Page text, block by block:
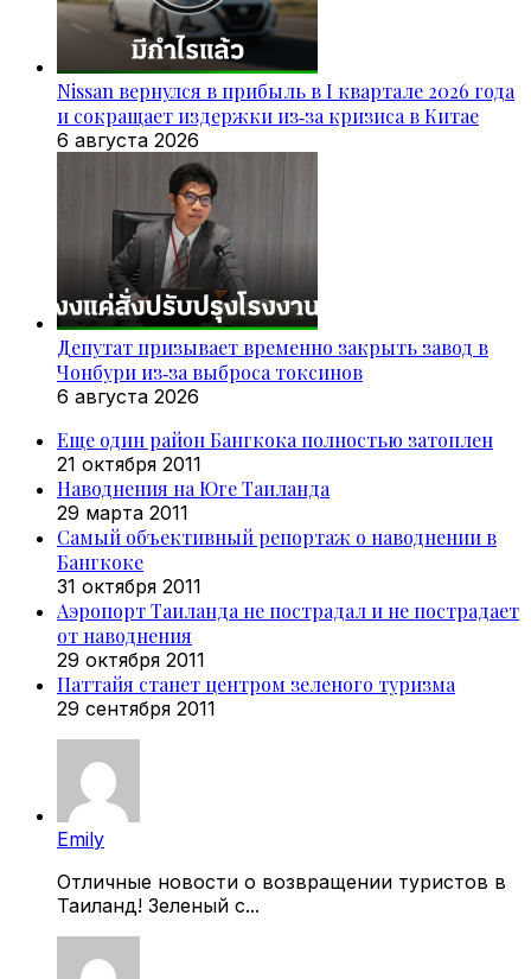
Nissan вернулся в прибыль в I квартале 2026 года
и сокращает издержки из‑за кризиса в Китае
6 августа 2026
Депутат призывает временно закрыть завод в
Чонбури из‑за выброса токсинов
6 августа 2026
Еще один район Бангкока полностью затоплен
21 октября 2011
Наводнения на Юге Таиланда
29 марта 2011
Самый объективный репортаж о наводнении в
Бангкоке
31 октября 2011
Аэропорт Таиланда не пострадал и не пострадает
от наводнения
29 октября 2011
Паттайя станет центром зеленого туризма
29 сентября 2011
Emily
Отличные новости о возвращении туристов в
Таиланд! Зеленый с...